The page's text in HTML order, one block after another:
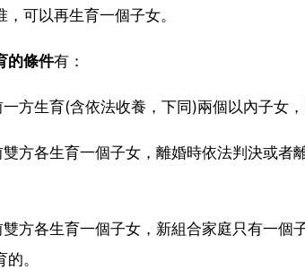
可以再生育一個子女。
的條件有：
方生育(含依法收養，下同)兩個以內子女
方各生育一個子女，離婚時依法判決或者
方各生育一個子女，新組合家庭只有一個
。